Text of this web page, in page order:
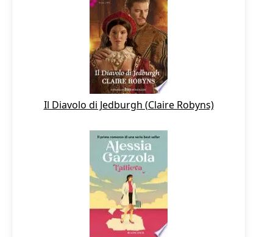
Il Diavolo di Jedburgh (Claire Robyns)